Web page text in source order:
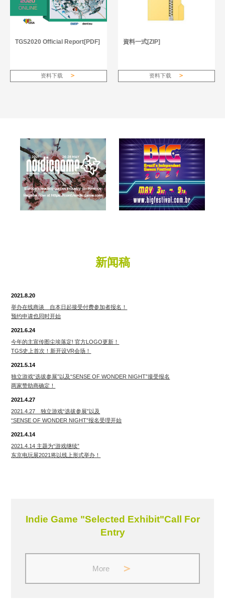
TGS2020 Official Report[PDF]
资料下载
資料一式[ZIP]
资料下载
新闻稿
2021.8.20
举办在线商谈 自本日起接受付费参加者报名！
预约申请也同时开始
2021.6.24
今年的主宣传图尘埃落定! 官方LOGO更新！
TGS史上首次！新开设VR会场！
2021.5.14
独立游戏“选拔参展”以及“SENSE OF WONDER NIGHT”接受报名
两家赞助商确定！
2021.4.27
2021.4.27 独立游戏“选拔参展”以及
“SENSE OF WONDER NIGHT”报名受理开始
2021.4.14
2021.4.14 主题为“游戏继续”
东京电玩展2021将以线上形式举办！
Indie Game "Selected Exhibit"Call For
Entry
More